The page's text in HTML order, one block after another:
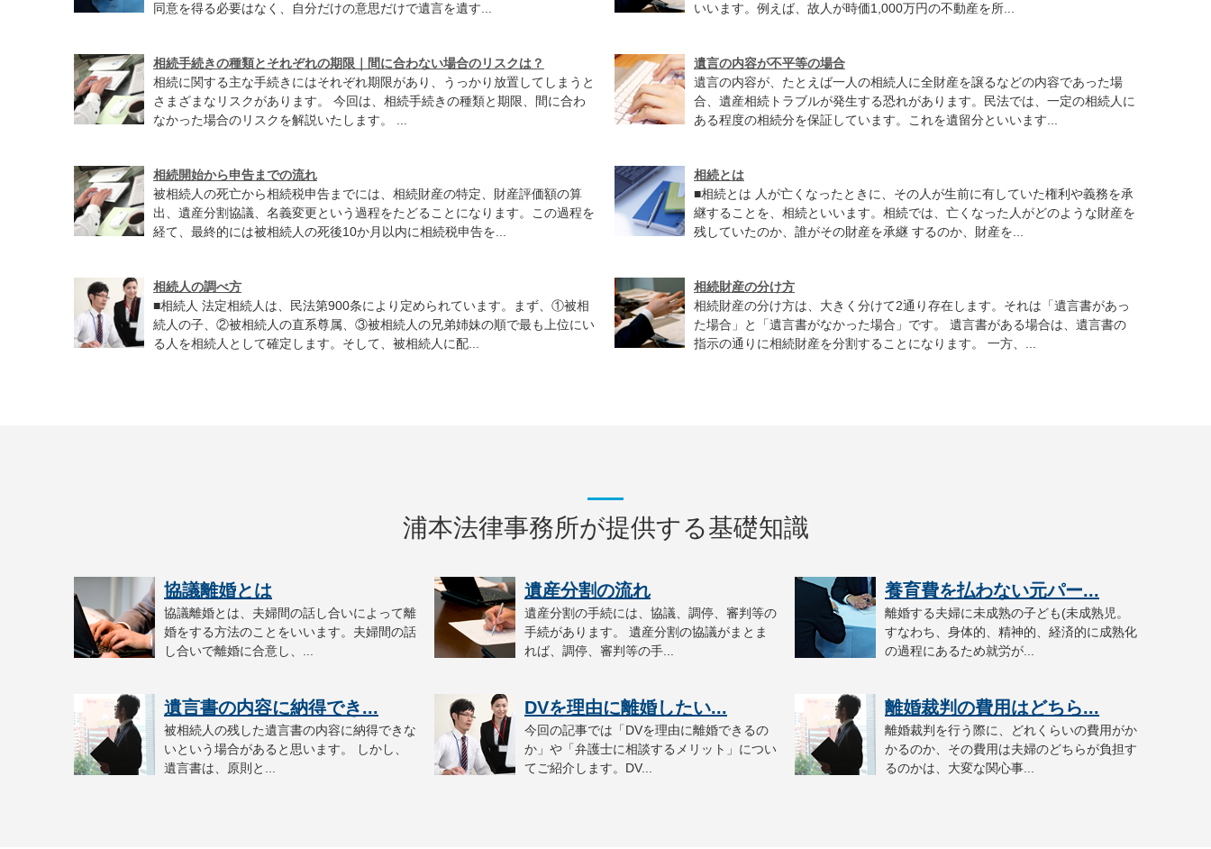
同意を得る必要はなく、自分だけの意思だけで遺言を遺す...
いいます。例えば、故人が時価1,000万円の不動産を所...
相続手続きの種類とそれぞれの期限｜間に合わない場合のリスクは？
相続に関する主な手続きにはそれぞれ期限があり、うっかり放置してしまうと
さまざまなリスクがあります。 今回は、相続手続きの種類と期限、間に合わ
なかった場合のリスクを解説いたします。 ...
遺言の内容が不平等の場合
遺言の内容が、たとえば一人の相続人に全財産を譲るなどの内容であった場
合、遺産相続トラブルが発生する恐れがあります。民法では、一定の相続人に
ある程度の相続分を保証しています。これを遺留分といいます...
相続開始から申告までの流れ
被相続人の死亡から相続税申告までには、相続財産の特定、財産評価額の算
出、遺産分割協議、名義変更という過程をたどることになります。この過程を
経て、最終的には被相続人の死後10か月以内に相続税申告を...
相続とは
■相続とは 人が亡くなったときに、その人が生前に有していた権利や義務を承
継することを、相続といいます。相続では、亡くなった人がどのような財産を
残していたのか、誰がその財産を承継 するのか、財産を...
相続人の調べ方
■相続人 法定相続人は、民法第900条により定められています。まず、①被相
続人の子、②被相続人の直系尊属、③被相続人の兄弟姉妹の順で最も上位にい
る人を相続人として確定します。そして、被相続人に配...
相続財産の分け方
相続財産の分け方は、大きく分けて2通り存在します。それは「遺言書があっ
た場合」と「遺言書がなかった場合」です。 遺言書がある場合は、遺言書の
指示の通りに相続財産を分割することになります。 一方、...
浦本法律事務所が提供する基礎知識
協議離婚とは
協議離婚とは、夫婦間の話し合いによって離
婚をする方法のことをいいます。夫婦間の話
し合いで離婚に合意し、...
遺産分割の流れ
遺産分割の手続には、協議、調停、審判等の
手続があります。 遺産分割の協議がまとま
れば、調停、審判等の手...
養育費を払わない元パー...
離婚する夫婦に未成熟の子ども(未成熟児。
すなわち、身体的、精神的、経済的に成熟化
の過程にあるため就労が...
遺言書の内容に納得でき...
被相続人の残した遺言書の内容に納得できな
いという場合があると思います。 しかし、
遺言書は、原則と...
DVを理由に離婚したい...
今回の記事では「DVを理由に離婚できるの
か」や「弁護士に相談するメリット」につい
てご紹介します。DV...
離婚裁判の費用はどちら...
離婚裁判を行う際に、どれくらいの費用がか
かるのか、その費用は夫婦のどちらが負担す
るのかは、大変な関心事...